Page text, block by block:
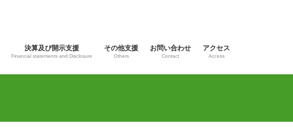
決算及び開示支援
Financial statements and Disclosure
その他支援
Others
お問い合わせ
Contact
アクセス
Access